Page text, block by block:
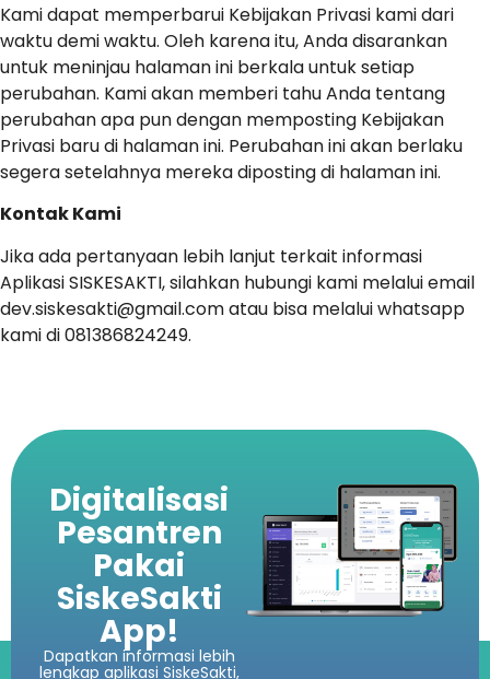
Kami dapat memperbarui Kebijakan Privasi kami dari
waktu demi waktu. Oleh karena itu, Anda disarankan
untuk meninjau halaman ini berkala untuk setiap
perubahan. Kami akan memberi tahu Anda tentang
perubahan apa pun dengan memposting Kebijakan
Privasi baru di halaman ini. Perubahan ini akan berlaku
segera setelahnya mereka diposting di halaman ini.
Kontak Kami
Jika ada pertanyaan lebih lanjut terkait informasi
Aplikasi SISKESAKTI, silahkan hubungi kami melalui email
dev.siskesakti@gmail.com atau bisa melalui whatsapp
kami di 081386824249.
Digitalisasi
Pesantren
Pakai
SiskeSakti
App!
Dapatkan informasi lebih
lengkap aplikasi SiskeSakti,